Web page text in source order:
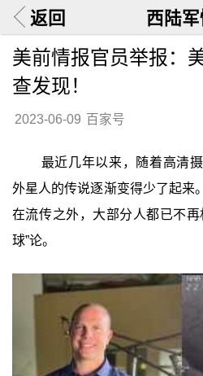
返回 西陆
美前情报官员举报：
查发现！
2023-06-09 百家号
最近几年以来，随着高清
外星人的传说逐渐变得少了起来
在流传之外，大部分人都已不
球”论。